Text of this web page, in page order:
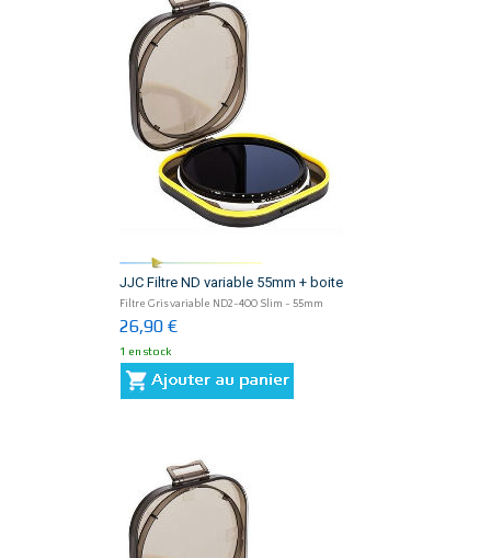
JJC Filtre ND variable 55mm + boite
Filtre Gris variable ND2-400 Slim - 55mm
26,90 €
1 en stock